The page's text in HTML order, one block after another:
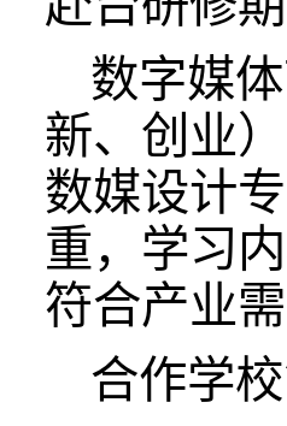
数字媒
新、创业
数媒设计
重，学习
符合产业
合作学校